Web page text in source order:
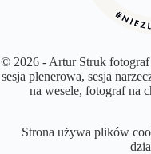
© 2026 - Artur Struk
sesja plenerowa, sesja
na wesele, fotograf na
Strona używa plików